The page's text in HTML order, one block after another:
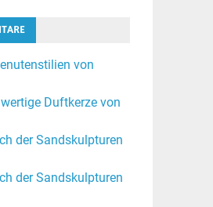
von
Duftkerze von
der Sandskulpturen
der Sandskulpturen